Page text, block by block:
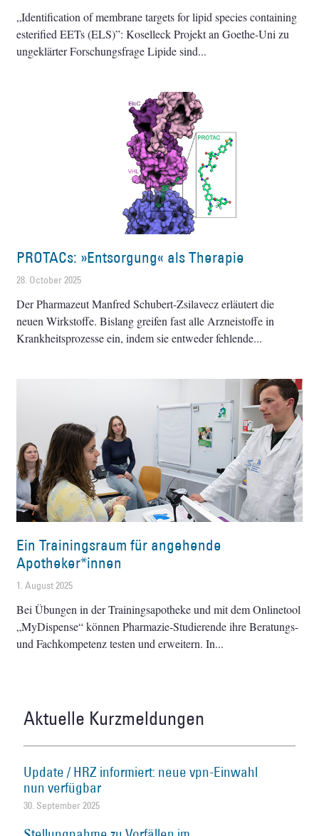
„Identification of membrane targets for lipid species containing
esterified EETs (ELS)”: Koselleck Projekt an Goethe-Uni zu
ungeklärter Forschungsfrage Lipide sind
PROTACs: »Entsorgung« als Therapie
28. October 2025
Der Pharmazeut Manfred Schubert-Zsilavecz erläutert die
neuen Wirkstoffe. Bislang greifen fast alle Arzneistoffe in
Krankheitsprozesse ein, indem sie entweder fehlende
Ein Trainingsraum für angehende
Apotheker*innen
1. August 2025
Bei Übungen in der Trainingsapotheke und mit dem Onlinetool
„MyDispense“ können Pharmazie-Studierende ihre Beratungs-
und Fachkompetenz testen und erweitern. In
Aktuelle Kurzmeldungen
Update / HRZ informiert: neue vpn-Einwahl
nun verfügbar
30. September 2025